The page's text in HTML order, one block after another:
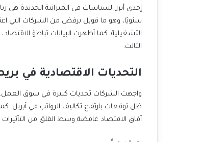
سنويًا، وهو ما قوبل برفض من الشركات التي
الثالث.
التحديات الاقتصادية في
واجهت الشركات تحديات كبيرة في سوق
ظل توقعات بارتفاع تكاليف الرواتب في أبريل.
آفاق الاقتصاد غامضة وسط القلق من